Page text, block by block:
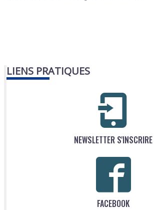
LIENS PRATIQUES
NEWSLETTER S'INSCRIRE
FACEBOOK